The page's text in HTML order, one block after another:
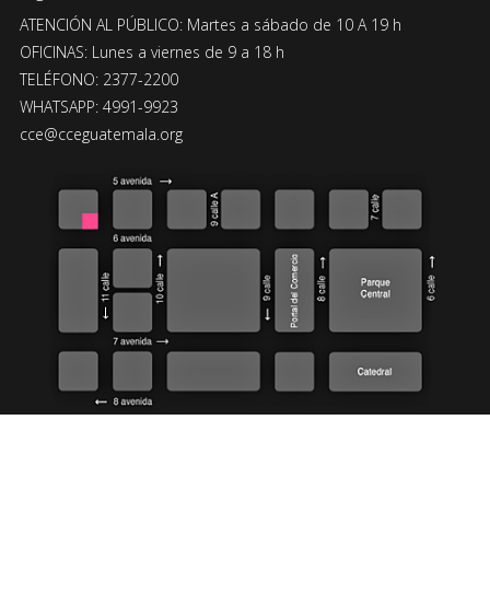
ATENCIÓN AL PÚBLICO: Martes a sábado de 10 A 19 h
OFICINAS: Lunes a viernes de 9 a 18 h
TELÉFONO: 2377-2200
WHATSAPP: 4991-9923
cce@cceguatemala.org